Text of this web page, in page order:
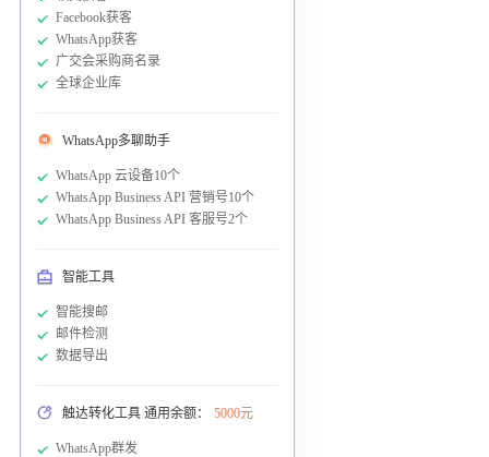
Facebook获客
WhatsApp获客
广交会采购商名录
全球企业库
WhatsApp多聊助手
WhatsApp 云设备10个
WhatsApp Business API 营销号10个
WhatsApp Business API 客服号2个
智能工具
智能搜邮
邮件检测
数据导出
触达转化工具 通用余额： 5000元
WhatsApp群发